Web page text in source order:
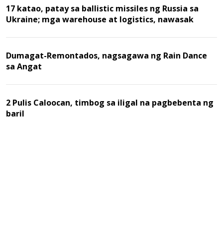
17 katao, patay sa ballistic missiles ng Russia sa
Ukraine; mga warehouse at logistics, nawasak
Dumagat-Remontados, nagsagawa ng Rain Dance
sa Angat
2 Pulis Caloocan, timbog sa iligal na pagbebenta ng
baril